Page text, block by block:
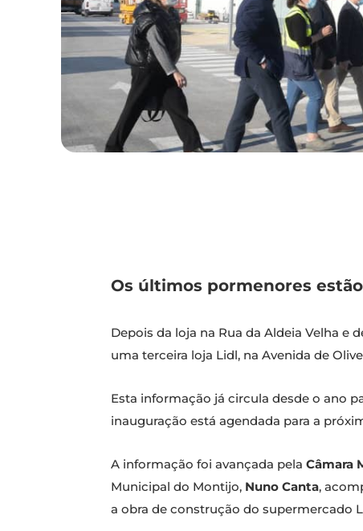
Os últimos pormenores
Depois da loja na Rua da Aldeia Velha e
uma terceira loja Lidl, na Avenida de
Esta informação já circula desde o ano
inauguração está agendada para a
A informação foi avançada pela Câmara
Municipal do Montijo, Nuno Canta,
a obra de construção do supermercado